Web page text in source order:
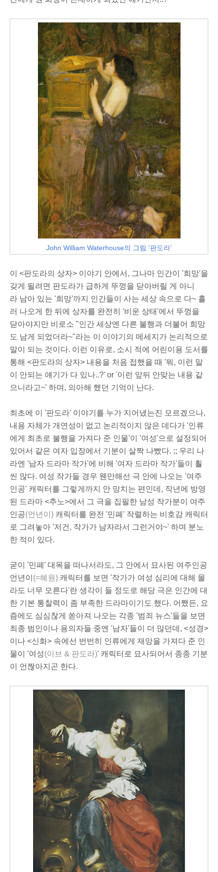
John William Waterhouse의 그림 '판도라'
이 <판도라의 상자> 이야기 안에서, 그나마 인간이 '희망'을
갖게 될려면 판도라가 급하게 뚜껑을 닫아버릴 게 아니
라 남아 있는 '희망'까지 인간들이 사는 세상 속으로 다~ 흘
러 나오게 한 뒤에 상자를 완전히 '비운 상태'에서 뚜껑을
닫아야지만 비로소 "인간 세상엔 다른 불행과 더불어 희망
도 남게 되었더라~"라는 이 이야기의 메세지가 논리적으로
말이 되는 것이다. 이런 이유로, 소시 적에 어린이용 도서를
통해 <판도라의 상자> 내용을 처음 접했을 때 '뭐, 이런 말
이 안되는 얘기가 다 있나..?' or '이런 앞뒤 안맞는 내용 같
으니라고~' 하며, 의아해 했던 기억이 난다.
최초에 이 '판도라' 이야기를 누가 지어냈는진 모르겠으나,
내용 자체가 개연성이 없고 논리적이지 않은 데다가 '인류
에게 최초로 불행을 가져다 준 인물'이 '여성'으로 설정되어
있어서 같은 여자 입장에서 기분이 살짝 나빴다. ;; 우리 나
라엔 '남자 드라마 작가'에 비해 '여자 드라마 작가'들이 훨
씬 많다. 여성 작가들 경우 웬만해선 극 안에 나오는 '여주
인공' 캐릭터를 그렇게까지 안 망치는 편인데, 작년에 방영
된 드라마 <추노>에서 그 극을 집필한 남성 작가분이 여주
인공(언년이) 캐릭터를 완전 '민폐' 작렬하는 비호감 캐릭터
로 그려놓아 '저건, 작가가 남자라서 그런거야~' 하며 분노
한 적이 있다.
굳이 '민폐' 대목을 떠나서라도, 그 안에서 묘사된 여주인공
언년이 (=혜원) 캐릭터를 보면 '작가가 여성 심리에 대해 몰
라도 너무 모른다'란 생각이 들 정도로 해당 극은 인간에 대
한 기본 통찰력이 좀 부족한 드라마이기도 했다. 어쨌든, 요
즘에도 심심찮게 쏟아져 나오는 각종 '범죄 뉴스'들을 보면
최종 범인이나 용의자들 중엔 '남자'들이 더 많던데, <성경>
이나 <신화> 속에선 번번히 인류에게 재앙을 가져다 준 인
물이 '여성(이브 & 판도라)' 캐릭터로 묘사되어서 종종 기분
이 언짢아지곤 한다.